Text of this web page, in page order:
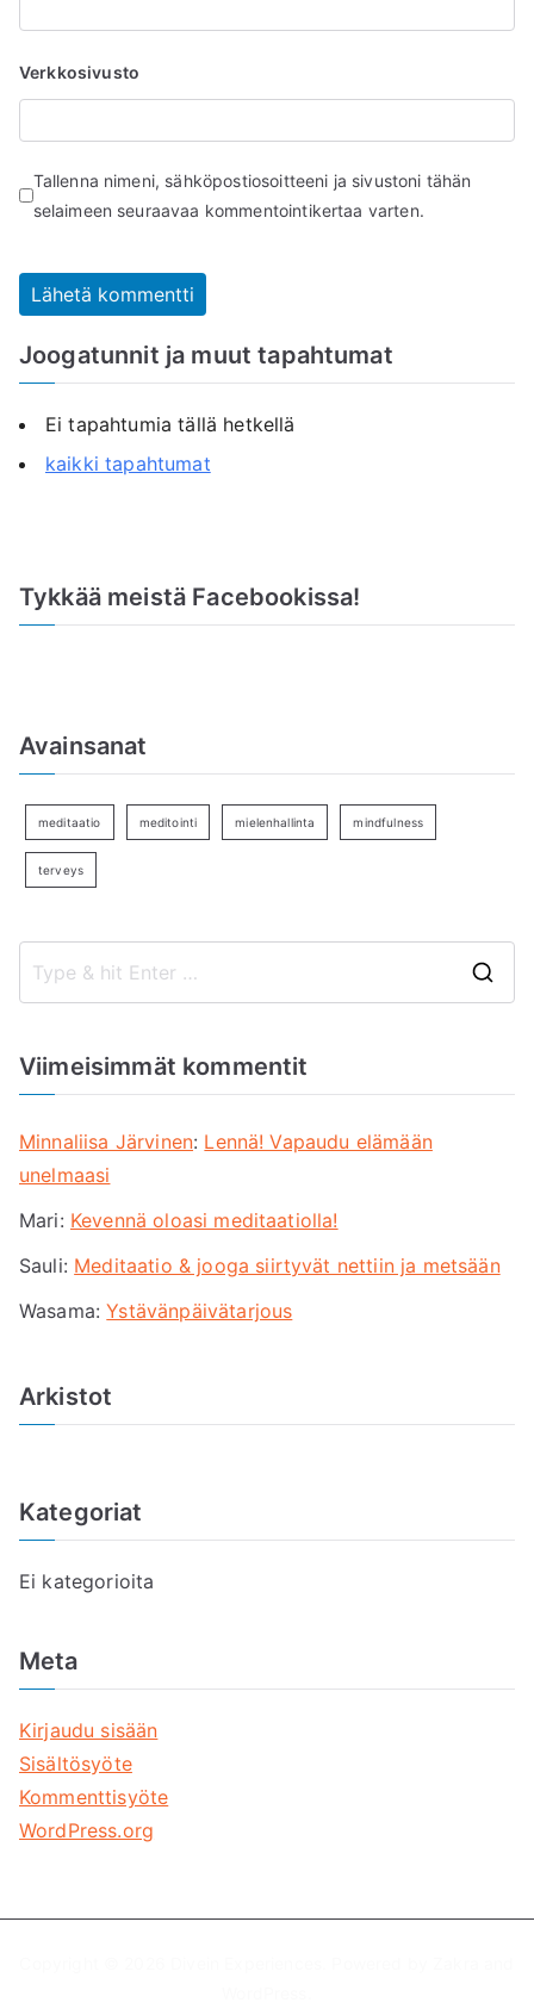
Verkkosivusto
Tallenna nimeni, sähköpostiosoitteeni ja sivustoni tähän
selaimeen seuraavaa kommentointikertaa varten.
Joogatunnit ja muut tapahtumat
Ei tapahtumia tällä hetkellä
kaikki tapahtumat
Tykkää meistä Facebookissa!
Avainsanat
meditaatio meditointi mielenhallinta mindfulness
terveys
Viimeisimmät kommentit
Minnaliisa Järvinen: Lennä! Vapaudu elämään
unelmaasi
Mari: Kevennä oloasi meditaatiolla!
Sauli: Meditaatio & jooga siirtyvät nettiin ja metsään
Wasama:Ystävänpäivätarjous
Arkistot
Kategoriat
Ei kategorioita
Meta
Kirjaudu sisään
Sisältösyöte
Kommenttisyöte
WordPress.org